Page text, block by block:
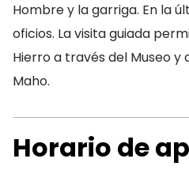
Hombre y la garriga. En la
oficios. La visita guiada
Hierro a través del Museo y
Maho.
Horario de